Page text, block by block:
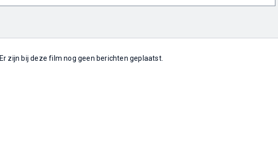
Er zijn bij deze film nog geen berichten geplaatst.